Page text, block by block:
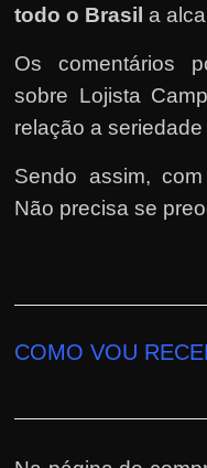
todo o Brasil a
Os comentários
sobre Lojista
relação a
Sendo assim,
Não precisa se
COMO VOU